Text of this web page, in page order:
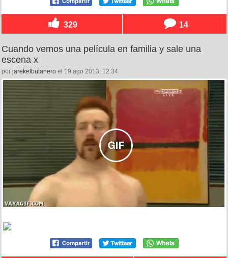
329 14
Cuando vemos una película en familia y sale una
escena x
por jarekelbutanero el 19 ago 2013, 12:34